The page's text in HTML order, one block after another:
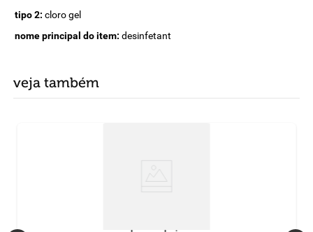
tipo 2: cloro gel
nome principal do item: desinfetant
veja também